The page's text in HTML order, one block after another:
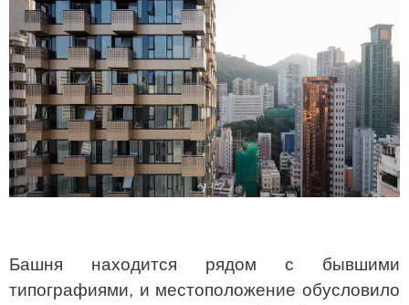
Башня находится рядом с бывшими
типографиями, и местоположение обусловило